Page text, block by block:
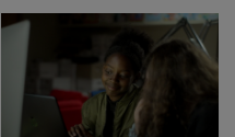
par la Fransaskoisie